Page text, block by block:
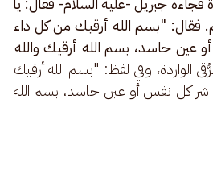
"بسم الله أرقيك من كل داء
حاسد، بسم الله أرقيك والله
الواردة، وفي لفظ: "بسم الله أرقيك
كل نفس أو عين حاسد، بسم الله